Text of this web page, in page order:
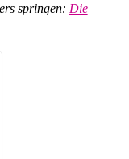
springen: Die